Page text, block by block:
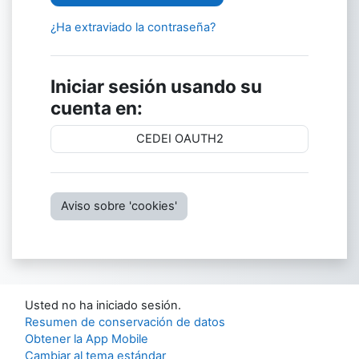
¿Ha extraviado la contraseña?
Iniciar sesión usando su
cuenta en:
CEDEI OAUTH2
Aviso sobre 'cookies'
Usted no ha iniciado sesión.
Resumen de conservación de datos
Obtener la App Mobile
Cambiar al tema estándar